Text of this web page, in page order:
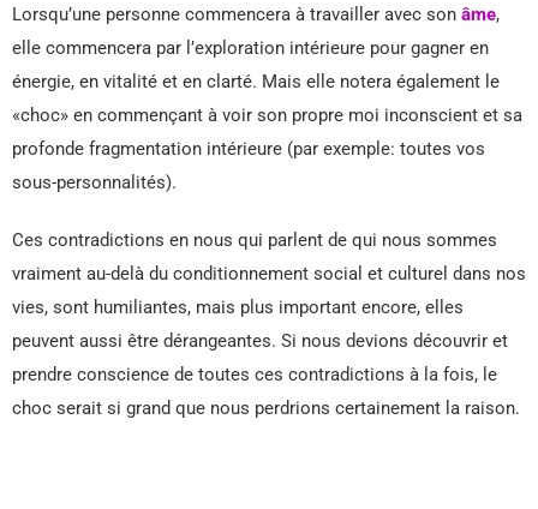
Lorsqu’une personne commencera à travailler avec son âme,
elle commencera par l’exploration intérieure pour gagner en
énergie, en vitalité et en clarté. Mais elle notera également le
«choc» en commençant à voir son propre moi inconscient et sa
profonde fragmentation intérieure (par exemple: toutes vos
sous-personnalités).
Ces contradictions en nous qui parlent de qui nous sommes
vraiment au-delà du conditionnement social et culturel dans nos
vies, sont humiliantes, mais plus important encore, elles
peuvent aussi être dérangeantes. Si nous devions découvrir et
prendre conscience de toutes ces contradictions à la fois, le
choc serait si grand que nous perdrions certainement la raison.